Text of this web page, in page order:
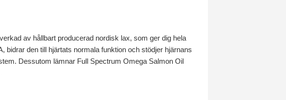
av hållbart producerad nordisk lax, som ger dig hela
den till hjärtats normala funktion och stödjer hjärnans
Dessutom lämnar Full Spectrum Omega Salmon Oil